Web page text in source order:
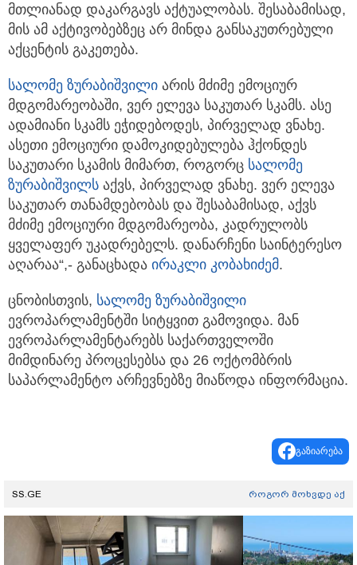
მთლიანად დაკარგავს აქტუალობას. შესაბამისად,
მის ამ აქტივობებზეც არ მინდა განსაკუთრებული
აქცენტის გაკეთება.
სალომე ზურაბიშვილი არის მძიმე ემოციურ
მდგომარეობაში, ვერ ელევა საკუთარ სკამს. ასე
ადამიანი სკამს ეჭიდებოდეს, პირველად ვნახე.
ასეთი ემოციური დამოკიდებულება ჰქონდეს
საკუთარი სკამის მიმართ, როგორც სალომე
ზურაბიშვილს აქვს, პირველად ვნახე. ვერ ელევა
საკუთარ თანამდებობას და შესაბამისად, აქვს
მძიმე ემოციური მდგომარეობა, კადრულობს
ყველაფერ უკადრებელს. დანარჩენი საინტერესო
აღარაა“,- განაცხადა ირაკლი კობახიძემ.
ცნობისთვის, სალომე ზურაბიშვილი
ევროპარლამენტში სიტყვით გამოვიდა. მან
ევროპარლამენტარებს საქართველოში
მიმდინარე პროცესებსა და 26 ოქტომბრის
საპარლამენტო არჩევნებზე მიაწოდა ინფორმაცია.
გაზიარება
SS.GE როგორ მოხვდე აქ